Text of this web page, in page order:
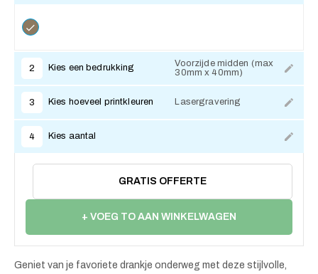
2 Kies een bedrukking
Voorzijde midden (max
30mm x 40mm)
3 Kies hoeveel printkleuren Lasergravering
4 Kies aantal
GRATIS OFFERTE
+ VOEG TO AAN WINKELWAGEN
Geniet van je favoriete drankje onderweg met deze stijlvolle,